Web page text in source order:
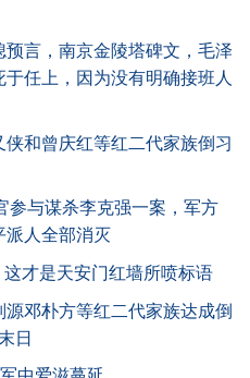
言，南京金陵塔碑文，毛泽
任上，因为没有明确接班人
和曾庆红等红二代家族倒习
参与谋杀李克强一案，军方
派人全部消灭
才是天安门红墙所喷标语
邓朴方等红二代家族达成倒
日